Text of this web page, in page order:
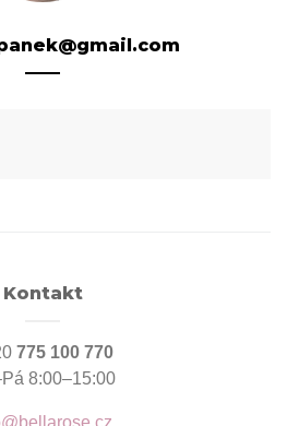
Kontakt
775 100 770
8:00–15:00